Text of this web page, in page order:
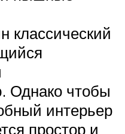
классический
Однако чтобы
интерьер
простор и